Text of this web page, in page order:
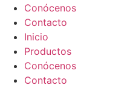
Conócenos
Contacto
Inicio
Productos
Conócenos
Contacto